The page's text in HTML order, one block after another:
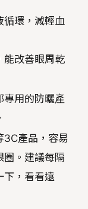
循環，減輕血
能改善眼周乾
專用的防曬產
3C產品，容易
圈。建議每隔
下，看看遠